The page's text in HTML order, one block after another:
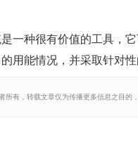
一种很有价值的工具，
用能情况，并采取针对
所有，转载文章仅为传播更多信息之目的